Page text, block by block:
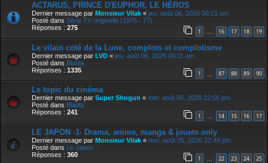
ACTARUS, PRINCE D'EUPHOR, LE HÉROS
Dernier message par Monsieur Vilak « jeu. août 06, 2026 00:21 am
Posté dans Série TV originelle (1975 - 77)
Réponses : 275 1 … 16 17 18 19
Le vilain coté de la Lune, complots et complotisme
Dernier message par LVD « jeu. août 06, 2026 00:11 am
Posté dans Blabla
Réponses : 1335 1 87 88 89 90
Le topic du cinéma
Dernier message par Super Shogun « mer. août 05, 2026 22:56 pm
Posté dans Blabla
Réponses : 241 1 … 14 15 16 17
LE JAPON -1- Drama, anime, manga & jouets only
Dernier message par Monsieur Vilak « mer. août 05, 2026 22:49 pm
Posté dans Le Japon :
Réponses : 360 1 … 22 23 24 25